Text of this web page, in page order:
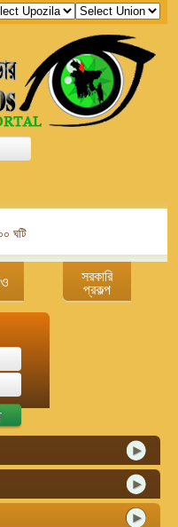
জেলা এনজিও বিষয়ক সমন্বয়
সরকারি
প্রকল্প